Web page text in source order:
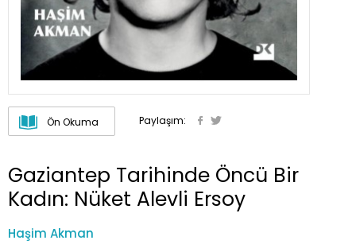
Ön Okuma Paylaşım:
Gaziantep Tarihinde Öncü Bir
Kadın: Nüket Alevli Ersoy
Haşim Akman